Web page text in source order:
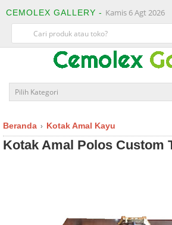
CEMOLEX GALLERY - Kamis 6 Agt 2026
Beranda › Kotak Amal Kayu
Kotak Amal Polos Custom